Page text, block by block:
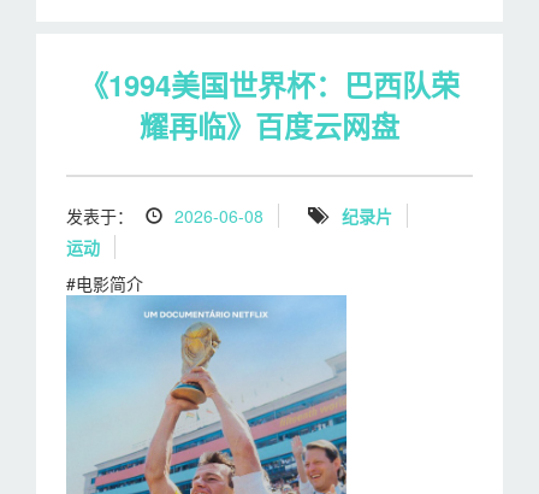
《1994美国世界杯：巴西队荣
耀再临》百度云网盘
发表于： 2026-06-08
纪录片
运动
#电影简介